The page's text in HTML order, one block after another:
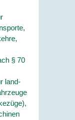
§ 70
land-